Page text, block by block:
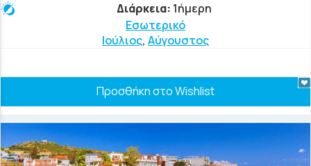
Διάρκεια: 1ήμερη
Εσωτερικό
Ιούλιος, Αύγουστος
Προσθήκη στο Wishlist